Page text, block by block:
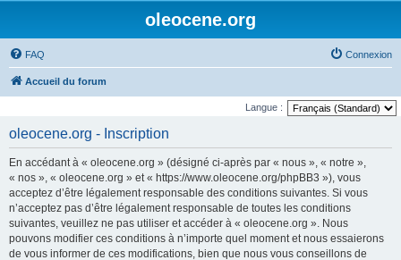
oleocene.org
FAQ Connexion
Accueil du forum
Langue :
oleocene.org - Inscription
En accédant à « oleocene.org » (désigné ci-après par « nous », « notre »,
« nos », « oleocene.org » et « https://www.oleocene.org/phpBB3 »), vous
acceptez d’être légalement responsable des conditions suivantes. Si vous
n’acceptez pas d’être légalement responsable de toutes les conditions
suivantes, veuillez ne pas utiliser et accéder à « oleocene.org ». Nous
pouvons modifier ces conditions à n’importe quel moment et nous essaierons
de vous informer de ces modifications, bien que nous vous conseillons de